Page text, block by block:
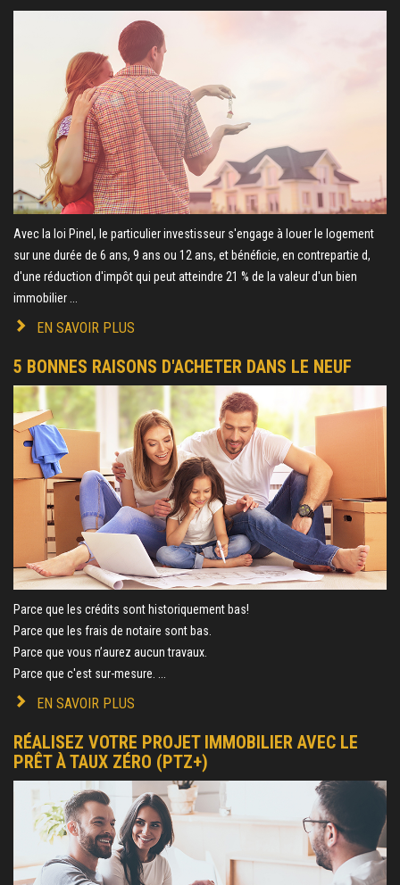
Avec la loi Pinel, le particulier investisseur s'engage à louer le logement
sur une durée de 6 ans, 9 ans ou 12 ans, et bénéficie, en contrepartie d,
d'une réduction d'impôt qui peut atteindre 21 % de la valeur d'un bien
immobilier ...
EN SAVOIR PLUS
5 BONNES RAISONS D'ACHETER DANS LE NEUF
Parce que les crédits sont historiquement bas!
Parce que les frais de notaire sont bas.
Parce que vous n’aurez aucun travaux.
Parce que c'est sur-mesure. ...
EN SAVOIR PLUS
RÉALISEZ VOTRE PROJET IMMOBILIER AVEC LE
PRÊT À TAUX ZÉRO (PTZ+)